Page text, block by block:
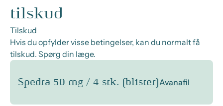
tilskud
Tilskud
Hvis du opfylder visse betingelser, kan du normalt få
tilskud. Spørg din læge.
Spedra 50 mg / 4 stk. (blister)Avanafil